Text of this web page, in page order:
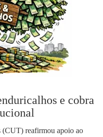
e cobra
(CUT) reafirmou apoio ao